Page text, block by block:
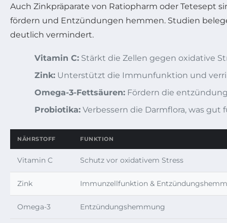
Auch Zinkpräparate von Ratiopharm oder Tetesept
fördern und Entzündungen hemmen. Studien
deutlich vermindert.
Vitamin C: Stärkt die Zellen gegen oxidative
Zink: Unterstützt die Immunfunktion und
Omega-3-Fettsäuren: Fördern die
Probiotika: Verbessern die Darmflora, was gut
NÄHRSTOFF FUNKTION
Vitamin C Schutz vor oxidativem Stress
Zink Immunzellfunktion &
Omega-3 Entzündungshemmung